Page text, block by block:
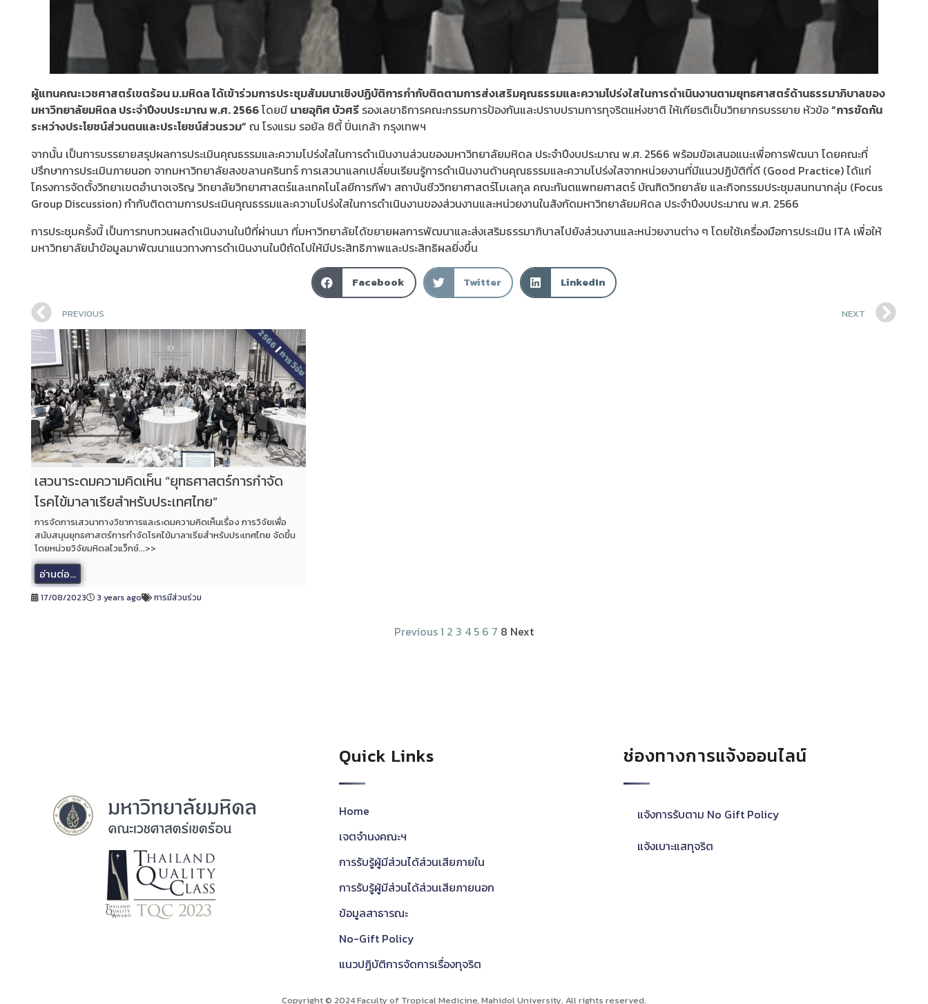
ผู้แทนคณะเวชศาสตร์เขตร้อน ม.มหิดล ได้เข้าร่วมการประชุมสัมมนาเชิงปฏิบัติการกำกับติดตามการส่งเสริมคุณธรรมและความโปร่งใสในการดำเนินงานตามยุทธศาสตร์ด้านธรรมาภิบาลของ
มหาวิทยาลัยมหิดล ประจำปีงบประมาณ พ.ศ. 2566โดยมี นายอุทิศ บัวศรี รองเลขาธิการคณะกรรมการป้องกันและปราบปรามการทุจริตแห่งชาติ ให้เกียรติเป็นวิทยากรบรรยาย หัวข้อ“การขัดกัน
ระหว่างประโยชน์ส่วนตนและประโยชน์ส่วนรวม” ณ โรงแรม รอยัล ซิตี้ ปิ่นเกล้า กรุงเทพฯ
จากนั้น เป็นการบรรยายสรุปผลการประเมินคุณธรรมและความโปร่งใสในการดำเนินงานส่วนของมหาวิทยาลัยมหิดล ประจำปีงบประมาณ พ.ศ. 2566 พร้อมข้อเสนอแนะเพื่อการพัฒนา โดยคณะที่
ปรึกษาการประเมินภายนอก จากมหาวิทยาลัยสงขลานครินทร์ การเสวนาแลกเปลี่ยนเรียนรู้การดำเนินงานด้านคุณธรรมและความโปร่งใสจากหน่วยงานที่มีแนวปฏิบัติที่ดี (Good Practice) ได้แก่
โครงการจัดตั้งวิทยาเขตอำนาจเจริญ วิทยาลัยวิทยาศาสตร์และเทคโนโลยีการกีฬา สถาบันชีววิทยาศาสตร์โมเลกุล คณะทันตแพทยศาสตร์ บัณฑิตวิทยาลัย และกิจกรรมประชุมสนทนากลุ่ม (Focus
Group Discussion) กำกับติดตามการประเมินคุณธรรมและความโปร่งใสในการดำเนินงานของส่วนงานและหน่วยงานในสังกัดมหาวิทยาลัยมหิดล ประจำปีงบประมาณ พ.ศ. 2566
การประชุมครั้งนี้ เป็นการทบทวนผลดำเนินงานในปีที่ผ่านมา ที่มหาวิทยาลัยได้ขยายผลการพัฒนาและส่งเสริมธรรมาภิบาลไปยังส่วนงานและหน่วยงานต่าง ๆ โดยใช้เครื่องมือการประเมิน ITA เพื่อให้
มหาวิทยาลัยนำข้อมูลมาพัฒนาแนวทางการดำเนินงานในปีถัดไปให้มีประสิทธิภาพและประสิทธิผลยิ่งขึ้น
Facebook Twitter LinkedIn
PREVIOUS NEXT
เสวนาระดมความคิดเห็น “ยุทธศาสตร์การกำจัด
โรคไข้มาลาเรียสำหรับประเทศไทย”
การจัดการเสวนาทางวิชาการและระดมความคิดเห็นเรื่อง การวิจัยเพื่อ
สนับสนุนยุทธศาสตร์การกำจัดโรคไข้มาลาเรียสำหรับประเทศไทย จัดขึ้น
โดยหน่วยวิจัยมหิดลไวแว็กซ์...>>
อ่านต่อ...
2566
|
การวิจัย
17/08/2023 3 years ago การมีส่วนร่วม
Previous1 2 3 4 5 6 7 8 Next
Quick Links
Home
เจตจำนงคณะฯ
การรับรู้ผู้มีส่วนได้ส่วนเสียภายใน
การรับรู้ผู้มีส่วนได้ส่วนเสียภายนอก
ข้อมูลสาธารณะ
No-Gift Policy
แนวปฏิบัติการจัดการเรื่องทุจริต
ช่องทางการแจ้งออนไลน์
แจ้งการรับตาม No Gift Policy
แจ้งเบาะแสทุจริต
Copyright © 2024 Faculty of Tropical Medicine, Mahidol University. All rights reserved.